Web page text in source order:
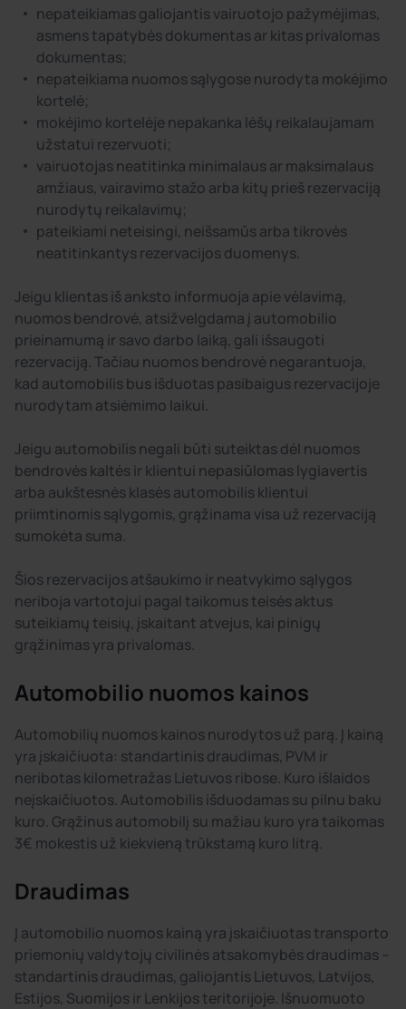
nepateikiamas galiojantis vairuotojo pažymėjimas,
asmens tapatybės dokumentas ar kitas privalomas
dokumentas;
nepateikiama nuomos sąlygose nurodyta mokėjimo
kortelė;
mokėjimo kortelėje nepakanka lėšų reikalaujamam
užstatui rezervuoti;
vairuotojas neatitinka minimalaus ar maksimalaus
amžiaus, vairavimo stažo arba kitų prieš rezervaciją
nurodytų reikalavimų;
pateikiami neteisingi, neišsamūs arba tikrovės
neatitinkantys rezervacijos duomenys.
Jeigu klientas iš anksto informuoja apie vėlavimą,
nuomos bendrovė, atsižvelgdama į automobilio
prieinamumą ir savo darbo laiką, gali išsaugoti
rezervaciją. Tačiau nuomos bendrovė negarantuoja,
kad automobilis bus išduotas pasibaigus rezervacijoje
nurodytam atsiėmimo laikui.
Jeigu automobilis negali būti suteiktas dėl nuomos
bendrovės kaltės ir klientui nepasiūlomas lygiavertis
arba aukštesnės klasės automobilis klientui
priimtinomis sąlygomis, grąžinama visa už rezervaciją
sumokėta suma.
Šios rezervacijos atšaukimo ir neatvykimo sąlygos
neriboja vartotojui pagal taikomus teisės aktus
suteikiamų teisių, įskaitant atvejus, kai pinigų
grąžinimas yra privalomas.
Automobilio nuomos kainos
Automobilių nuomos kainos nurodytos už parą. Į kainą
yra įskaičiuota: standartinis draudimas, PVM ir
neribotas kilometražas Lietuvos ribose. Kuro išlaidos
neįskaičiuotos. Automobilis išduodamas su pilnu baku
kuro. Grąžinus automobilį su mažiau kuro yra taikomas
3€ mokestis už kiekvieną trūkstamą kuro litrą.
Draudimas
Į automobilio nuomos kainą yra įskaičiuotas transporto
priemonių valdytojų civilinės atsakomybės draudimas –
standartinis draudimas, galiojantis Lietuvos, Latvijos,
Estijos, Suomijos ir Lenkijos teritorijoje. Išnuomuoto